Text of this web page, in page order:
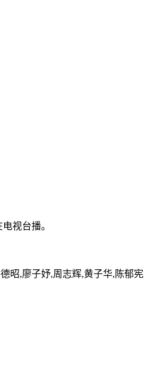
视台播。
,廖子妤,周志辉,黄子华,陈郁